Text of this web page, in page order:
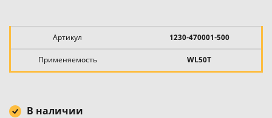
Артикул 1230-470001-500
Применяемость WL50T
В наличии